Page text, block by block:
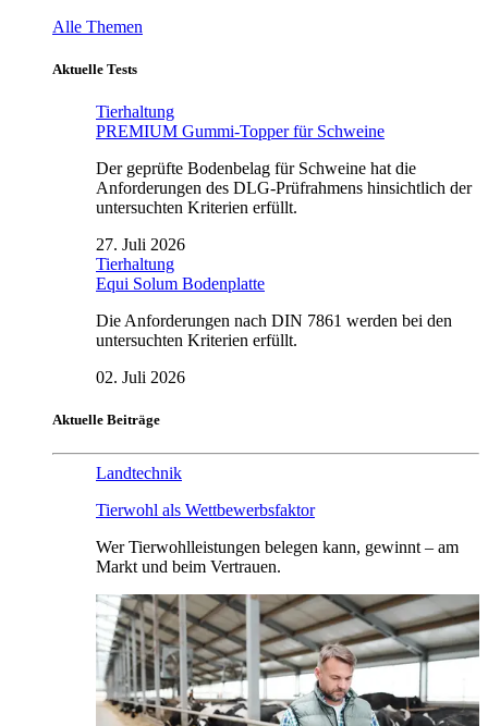
Alle Themen
Aktuelle Tests
Tierhaltung
PREMIUM Gummi-Topper für Schweine
Der geprüfte Bodenbelag für Schweine hat die
Anforderungen des DLG-Prüfrahmens hinsichtlich der
untersuchten Kriterien erfüllt.
27. Juli 2026
Tierhaltung
Equi Solum Bodenplatte
Die Anforderungen nach DIN 7861 werden bei den
untersuchten Kriterien erfüllt.
02. Juli 2026
Aktuelle Beiträge
Landtechnik
Tierwohl als Wettbewerbsfaktor
Wer Tierwohlleistungen belegen kann, gewinnt – am
Markt und beim Vertrauen.